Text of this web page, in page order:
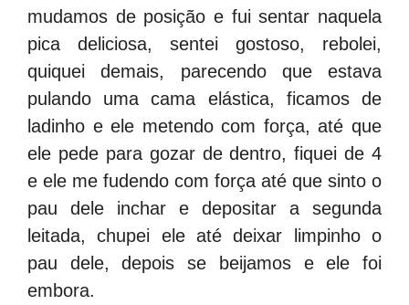
mudamos de posição e fui sentar naquela
pica deliciosa, sentei gostoso, rebolei,
quiquei demais, parecendo que estava
pulando uma cama elástica, ficamos de
ladinho e ele metendo com força, até que
ele pede para gozar de dentro, fiquei de 4
e ele me fudendo com força até que sinto o
pau dele inchar e depositar a segunda
leitada, chupei ele até deixar limpinho o
pau dele, depois se beijamos e ele foi
embora.